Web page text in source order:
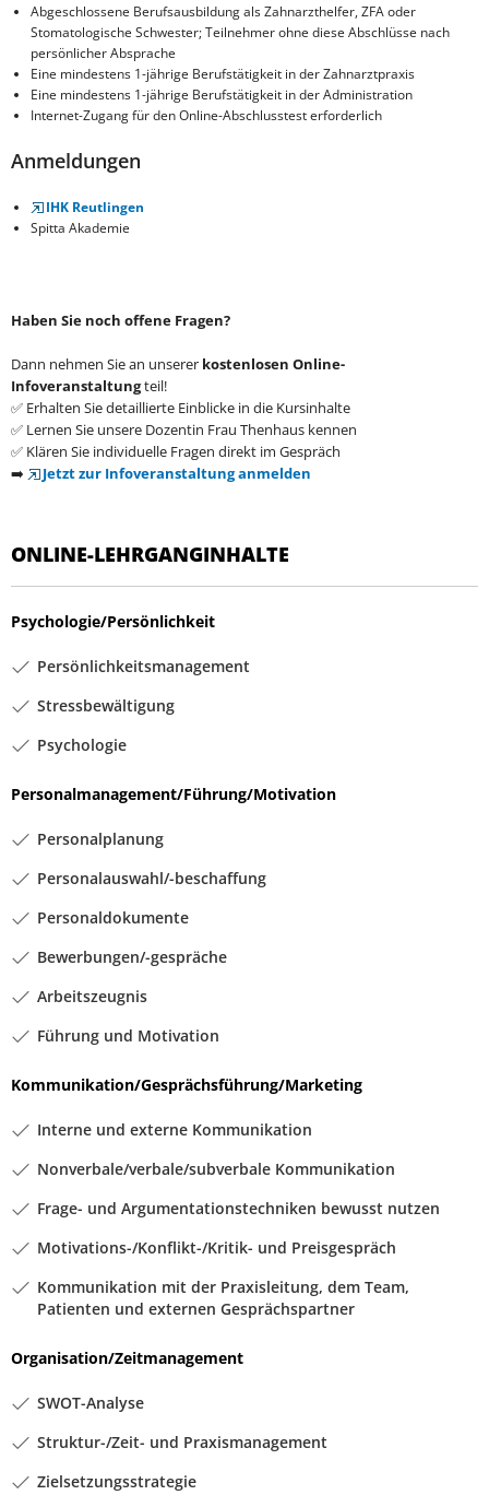
Abgeschlossene Berufsausbildung als Zahnarzthelfer, ZFA oder
Stomatologische Schwester; Teilnehmer ohne diese Abschlüsse nach
persönlicher Absprache
Eine mindestens 1-jährige Berufstätigkeit in der Zahnarztpraxis
Eine mindestens 1-jährige Berufstätigkeit in der Administration
Internet-Zugang für den Online-Abschlusstest erforderlich
Anmeldungen
IHK Reutlingen
Spitta Akademie
Haben Sie noch offene Fragen?
Dann nehmen Sie an unserer kostenlosen Online-
Infoveranstaltungteil!
✅ Erhalten Sie detaillierte Einblicke in die Kursinhalte
✅ Lernen Sie unsere Dozentin Frau Thenhaus kennen
✅ Klären Sie individuelle Fragen direkt im Gespräch
➡️
Jetzt zur Infoveranstaltung anmelden
ONLINE-LEHRGANGINHALTE
Psychologie/Persönlichkeit
Persönlichkeitsmanagement
Stressbewältigung
Psychologie
Personalmanagement/Führung/Motivation
Personalplanung
Personalauswahl/-beschaffung
Personaldokumente
Bewerbungen/-gespräche
Arbeitszeugnis
Führung und Motivation
Kommunikation/Gesprächsführung/Marketing
Interne und externe Kommunikation
Nonverbale/verbale/subverbale Kommunikation
Frage- und Argumentationstechniken bewusst nutzen
Motivations-/Konflikt-/Kritik- und Preisgespräch
Kommunikation mit der Praxisleitung, dem Team,
Patienten und externen Gesprächspartner
Organisation/Zeitmanagement
SWOT-Analyse
Struktur-/Zeit- und Praxismanagement
Zielsetzungsstrategie